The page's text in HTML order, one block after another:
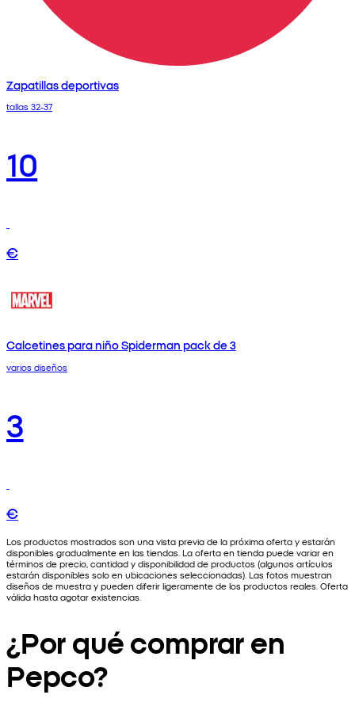
Zapatillas deportivas
tallas 32-37
10
€
Calcetines para niño Spiderman pack de 3
varios diseños
3
€
Los productos mostrados son una vista previa de la próxima oferta y estarán
disponibles gradualmente en las tiendas. La oferta en tienda puede variar en
términos de precio, cantidad y disponibilidad de productos (algunos artículos
estarán disponibles solo en ubicaciones seleccionadas). Las fotos muestran
diseños de muestra y pueden diferir ligeramente de los productos reales. Oferta
válida hasta agotar existencias.
¿Por qué comprar en
Pepco?